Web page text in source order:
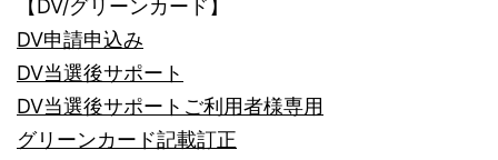
【DV/グリーンカード】
DV申請申込み
DV当選後サポート
DV当選後サポートご利用者様専用
グリーンカード記載訂正